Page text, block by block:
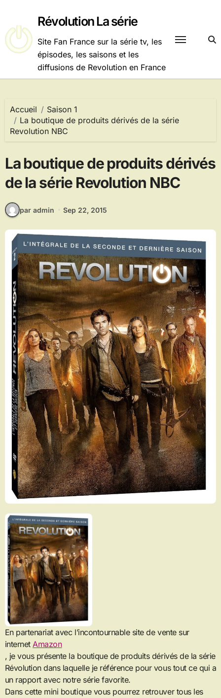
contenu
Révolution La série
Site Fan France sur la série tv, les
épisodes, les saisons et les
diffusions de Revolution en France
Accueil
Saison 1
La boutique de produits dérivés de la série
Revolution NBC
La boutique de produits dérivés
de la série Revolution NBC
par admin Sep 22, 2015
En partenariat avec l’incontournable site de vente sur
internetAmazon
, je vous présente la boutique de produits dérivés de la série
Révolution dans laquelle je référence pour vous tout ce qui a
un rapport avec notre série favorite.
Dans cette mini boutique vous pourrez retrouver tous les